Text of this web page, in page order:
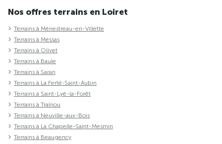
Nos offres terrains en Loiret
Terrains à Ménestreau-en-Villette
Terrains à Messas
Terrains à Olivet
Terrains à Baule
Terrains à Saran
Terrains à La Ferté-Saint-Aubin
Terrains à Saint-Lyé-la-Forêt
Terrains à Traînou
Terrains à Neuville-aux-Bois
Terrains à La Chapelle-Saint-Mesmin
Terrains à Beaugency